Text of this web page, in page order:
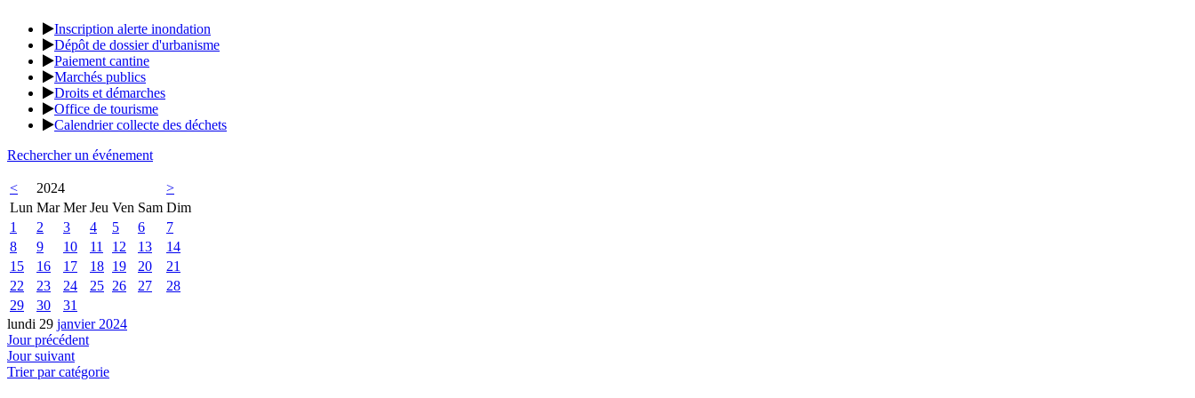
Inscription alerte inondation
Dépôt de dossier d'urbanisme
Paiement cantine
Marchés publics
Droits et démarches
Office de tourisme
Calendrier collecte des déchets
Rechercher un événement
< 2024
>
Lun Mar Mer Jeu Ven Sam Dim
1
2 3 4 5 6
7
8
9 10 11 12 13
14
15
16 17 18 19 20
21
22
23 24 25 26 27
28
29
30
31
lundi 29 janvier 2024
Jour précédent
Jour suivant
Trier par catégorie